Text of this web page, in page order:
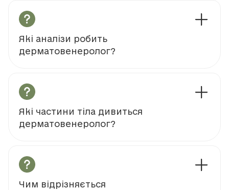
Які аналізи робить
дерматовенеролог?
Які частини тіла дивиться
дерматовенеролог?
Чим відрізняється